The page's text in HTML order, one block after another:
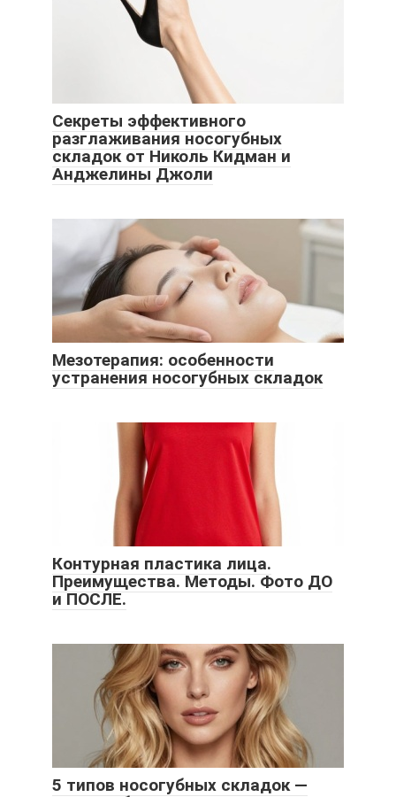
Секреты эффективного
разглаживания носогубных
складок от Николь Кидман и
Анджелины Джоли
Мезотерапия: особенности
устранения носогубных складок
Контурная пластика лица.
Преимущества. Методы. Фото ДО
и ПОСЛЕ.
5 типов носогубных складок —